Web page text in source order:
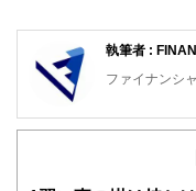
執筆者 :
ファイナンシ
FinancialField
知識がない方